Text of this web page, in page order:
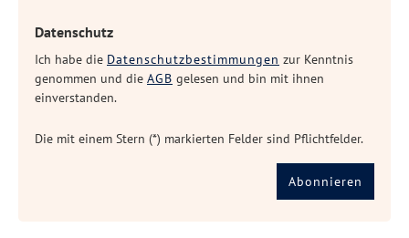
Datenschutz
Ich habe die Datenschutzbestimmungen zur Kenntnis
genommen und die AGB gelesen und bin mit ihnen
einverstanden.
Die mit einem Stern (*) markierten Felder sind Pflichtfelder.
Abonnieren